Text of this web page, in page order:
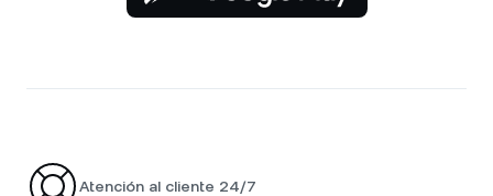
Atención al cliente 24/7